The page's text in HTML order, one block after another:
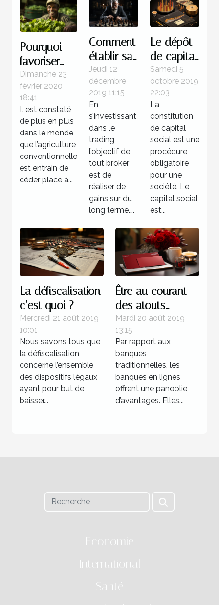
Pourquoi
favoriser
une
économie
agricole
durable ?
Dimanche 23
février 2020
18:41
Il est constaté
de plus en plus
dans le monde
que l’agriculture
conventionnelle
est entrain de
céder place à...
Comment
établir sa
stratégie
de
trading ?
Jeudi 12
décembre
2019 11:15
En
s’investissant
dans le
trading,
l’objectif de
tout broker
est de
réaliser de
gains sur du
long terme....
Le dépôt
de capital
social, une
formalité
capitale !
Samedi 5
octobre 2019
22:03
La
constitution
de capital
social est une
procédure
obligatoire
pour une
société. Le
capital social
est...
La défiscalisation
c’est quoi ?
Mercredi 21 août 2019
10:01
Nous savons tous que
la défiscalisation
concerne l’ensemble
des dispositifs légaux
ayant pour but de
baisser...
Être au courant
des atouts
procurés par les
banques en ligne
Mardi 20 août 2019
13:15
Par rapport aux
banques
traditionnelles, les
banques en lignes
offrent une panoplie
d’avantages. Elles...
Economie
International
Santé